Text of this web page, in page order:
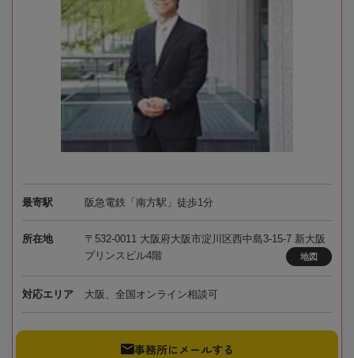
最寄駅 阪急電鉄「南方駅」徒歩1分
所在地
〒532-0011 大阪府大阪市淀川区西中島3-15-7 新大阪
プリンスビル4階
地図
対応エリア 大阪、全国オンライン相談可
事務所にメールする